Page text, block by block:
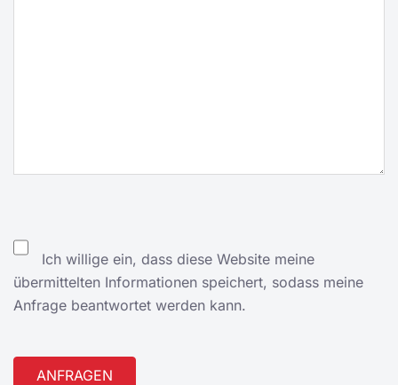
Ich willige ein, dass diese Website meine
übermittelten Informationen speichert, sodass meine
Anfrage beantwortet werden kann.